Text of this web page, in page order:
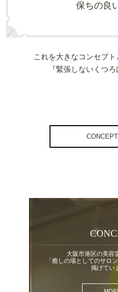
保ちの良
これを大きなコンセプト
『緊張しないくつ
大阪市港区の美容
「癒しの場としてのサロ
掲げてい